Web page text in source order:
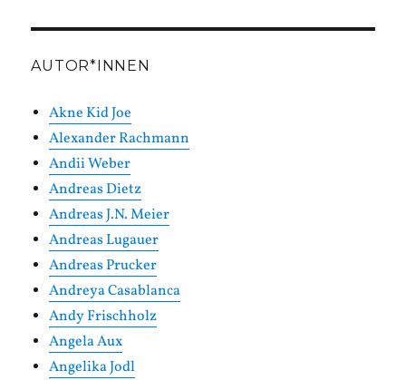
AUTOR*INNEN
Akne Kid Joe
Alexander Rachmann
Andii Weber
Andreas Dietz
Andreas J.N. Meier
Andreas Lugauer
Andreas Prucker
Andreya Casablanca
Andy Frischholz
Angela Aux
Angelika Jodl